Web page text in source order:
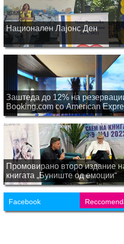
Национален Лајонс Ден
Заштеда до 12% на
Booking.com со American
Промовирано второ издание
книгата „Буниште од емоции“
Facebook